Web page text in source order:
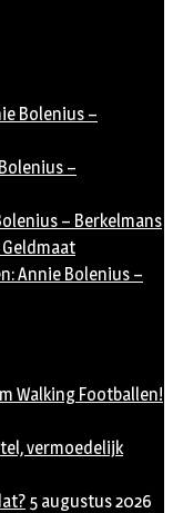
Bolenius –
–
– Berkelmans
Annie Bolenius –
Walking Footballen!
vermoedelijk
5 augustus 2026